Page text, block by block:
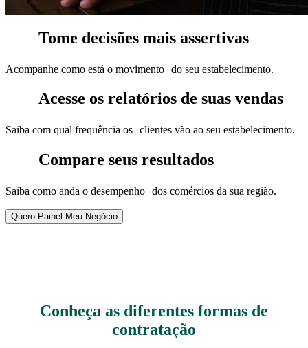
Tome decisões mais assertivas
Acompanhe como está o movimento do seu estabelecimento.
Acesse os relatórios de suas vendas
Saiba com qual frequência os clientes vão ao seu estabelecimento.
Compare seus resultados
Saiba como anda o desempenho dos comércios da sua região.
Quero Painel Meu Negócio
Conheça as diferentes formas de
contratação